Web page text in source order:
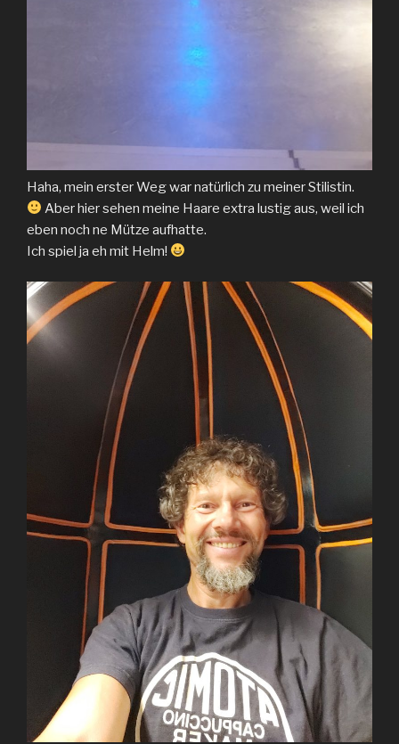
Haha, mein erster Weg war natürlich zu meiner Stilistin.
Aber hier sehen meine Haare extra lustig aus, weil ich
eben noch ne Mütze aufhatte.
Ich spiel ja eh mit Helm!